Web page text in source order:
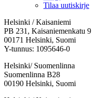
Tilaa uutiskirje
Helsinki / Kaisaniemi
PB 231, Kaisaniemenkatu 9
00171 Helsinki, Suomi
Y-tunnus: 1095646-0
Helsinki/ Suomenlinna
Suomenlinna B28
00190 Helsinki, Suomi